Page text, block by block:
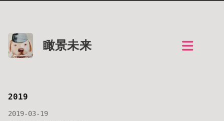
瞰景未来
2019
2019-03-19